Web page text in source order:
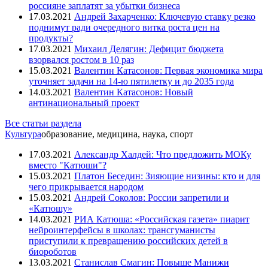
россияне заплатят за убытки бизнеса
17.03.2021 Андрей Захарченко: Ключевую ставку резко
поднимут ради очередного витка роста цен на
продукты?
17.03.2021 Михаил Делягин: Дефицит бюджета
взорвался ростом в 10 раз
15.03.2021 Валентин Катасонов: Первая экономика мира
уточняет задачи на 14-ю пятилетку и до 2035 года
14.03.2021 Валентин Катасонов: Новый
антинациональный проект
Все статьи раздела
Культураобразование, медицина, наука, спорт
17.03.2021 Александр Халдей: Что предложить МОКу
вместо "Катюши"?
15.03.2021 Платон Беседин: Зияющие низины: кто и для
чего прикрывается народом
15.03.2021 Андрей Соколов: России запретили и
«Катюшу»
14.03.2021 РИА Катюша: «Российская газета» пиарит
нейроинтерфейсы в школах: трансгуманисты
приступили к превращению российских детей в
биороботов
13.03.2021 Станислав Смагин: Повыше Манижи